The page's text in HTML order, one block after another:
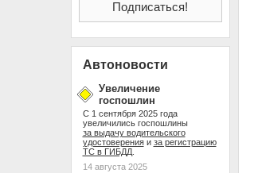
Автоновости
Увеличение
госпошлин
С 1 сентября 2025 года
увеличились госпошлины
за выдачу водительского
удостоверенияи за регистрацию
ТС в ГИБДД.
14 августа 2025